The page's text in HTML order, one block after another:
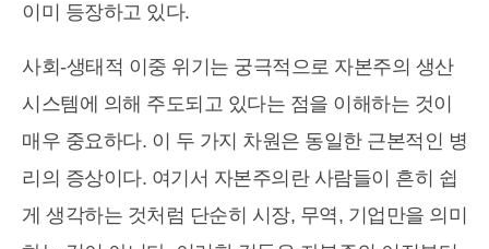
이미 등장하고 있다.
사회-생태적 이중 위기는 궁극적으로 자본주의 생산
시스템에 의해 주도되고 있다는 점을 이해하는 것이
매우 중요하다. 이 두 가지 차원은 동일한 근본적인 병
리의 증상이다. 여기서 자본주의란 사람들이 흔히 쉽
게 생각하는 것처럼 단순히 시장, 무역, 기업만을 의미